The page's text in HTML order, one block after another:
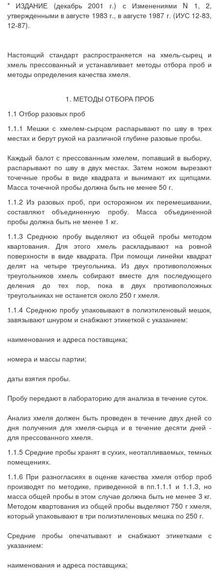
* ИЗДАНИЕ (декабрь 2001 г.) с Изменениями N 1, 2,
утвержденными в августе 1983 г., в августе 1987 г. (ИУС 12-83,
12-87).
Настоящий стандарт распространяется на хмель-сырец и
хмель прессованный и устанавливает методы отбора проб и
методы определения качества хмеля.
1. МЕТОДЫ ОТБОРА ПРОБ
1.1 Отбор разовых проб
1.1.1 Мешки с хмелем-сырцом распарывают по шву в трех
местах и берут рукой на различной глубине разовые пробы.
Каждый балот с прессованным хмелем, попавший в выборку,
распарывают по шву в двух местах. Затем ножом вырезают
точечные пробы в виде квадрата и вынимают их щипцами.
Масса точечной пробы должна быть не менее 50 г.
1.1.2 Из разовых проб, при осторожном их перемешивании,
составляют объединенную пробу. Масса объединенной
пробы должна быть не менее 1 кг.
1.1.3 Среднюю пробу выделяют из общей пробы методом
квартования. Для этого хмель раскладывают на ровной
поверхности в виде квадрата. При помощи линейки квадрат
делят на четыре треугольника. Из двух противоположных
треугольников хмель собирают вместе для последующего
деления до тех пор, пока в двух противоположных
треугольниках не останется около 250 г хмеля.
1.1.4 Среднюю пробу упаковывают в полиэтиленовый мешок,
завязывают шнуром и снабжают этикеткой с указанием:
наименования и адреса поставщика;
номера и массы партии;
даты взятия пробы.
Пробу передают в лабораторию для анализа в течение суток.
Анализ хмеля должен быть проведен в течение двух дней со
дня получения для хмеля-сырца и в течение десяти дней -
для прессованного хмеля.
1.1.5 Средние пробы хранят в сухих, неотапливаемых, темных
помещениях.
1.1.6 При разногласиях в оценке качества хмеля отбор проб
производят по методике, приведенной в пп.1.1.1 и 1.1.3, но
масса общей пробы в этом случае должна быть не менее 3 кг.
Методом квартования из общей пробы выделяют 750 г хмеля,
который упаковывают в три полиэтиленовых мешка по 250 г.
Средние пробы опечатывают и снабжают этикетками с
указанием:
наименования и адреса поставщика;